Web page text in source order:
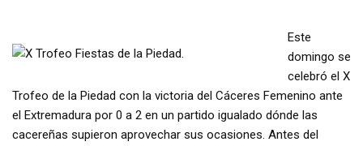
Este
domingo se
celebró el X
Trofeo de la Piedad con la victoria del Cáceres Femenino ante
el Extremadura por 0 a 2 en un partido igualado dónde las
cacereñas supieron aprovechar sus ocasiones. Antes del